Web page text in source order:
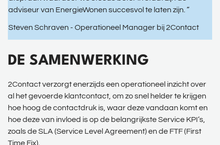
adviseur van EnergieWonen succesvol te laten zijn. ”
Steven Schraven - Operationeel Manager bij 2Contact
DE SAMENWERKING
2Contact verzorgt enerzijds een operationeel inzicht over
al het gevoerde klantcontact, om zo snel helder te krijgen
hoe hoog de contactdruk is, waar deze vandaan komt en
hoe deze van invloed is op de belangrijkste Service KPI’s,
zoals de SLA (Service Level Agreement) en de FTF (First
Time Fix).